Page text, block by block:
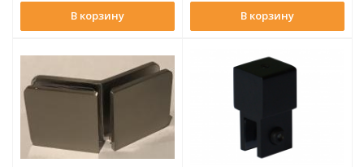
В корзину В корзину